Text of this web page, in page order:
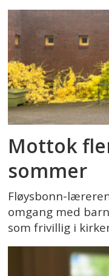
Mottok
sommer
Fløysbonn-
omgang med
som frivillig i